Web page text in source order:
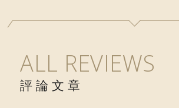
ALL REVIEWS
評論文章